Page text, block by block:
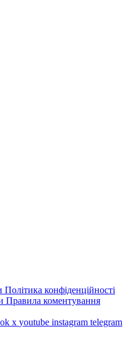
Політика конфіденційності
Правила коментування
x youtube instagram telegram